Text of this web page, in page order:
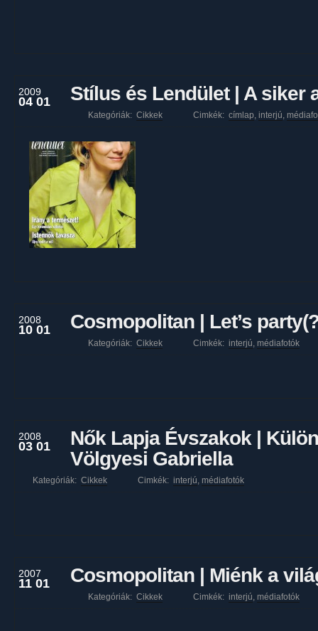
2009
04 01 Stílus és Lendület | A siker
Kategóriák: Cikkek Cimkék: címlap, interjú,
2008
10 01 Cosmopolitan | Let’s
Kategóriák: Cikkek Cimkék: interjú, médiafotók
2008
03 01
Nők Lapja Évszakok |
Völgyesi Gabriella
Kategóriák: Cikkek Cimkék: interjú, médiafotók
2007
11 01 Cosmopolitan | Miénk a
Kategóriák: Cikkek Cimkék: interjú, médiafotók